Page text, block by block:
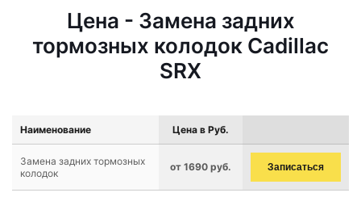
Цена - Замена задних
тормозных колодок Cadillac
SRX
Наименование Цена в Руб.
Замена задних тормозных
колодок
от 1690 руб. Записаться